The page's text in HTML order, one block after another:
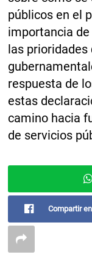
públicos en el
importancia
las
respuesta de
estas
camino hacia
de servicios
Compartir